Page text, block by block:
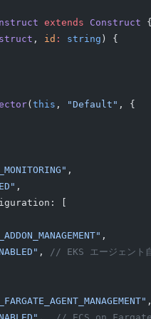
extends Construct {
, id : string ) {
( this , "Default" , {
,
,
[
,
,
// EKS エージェント
,